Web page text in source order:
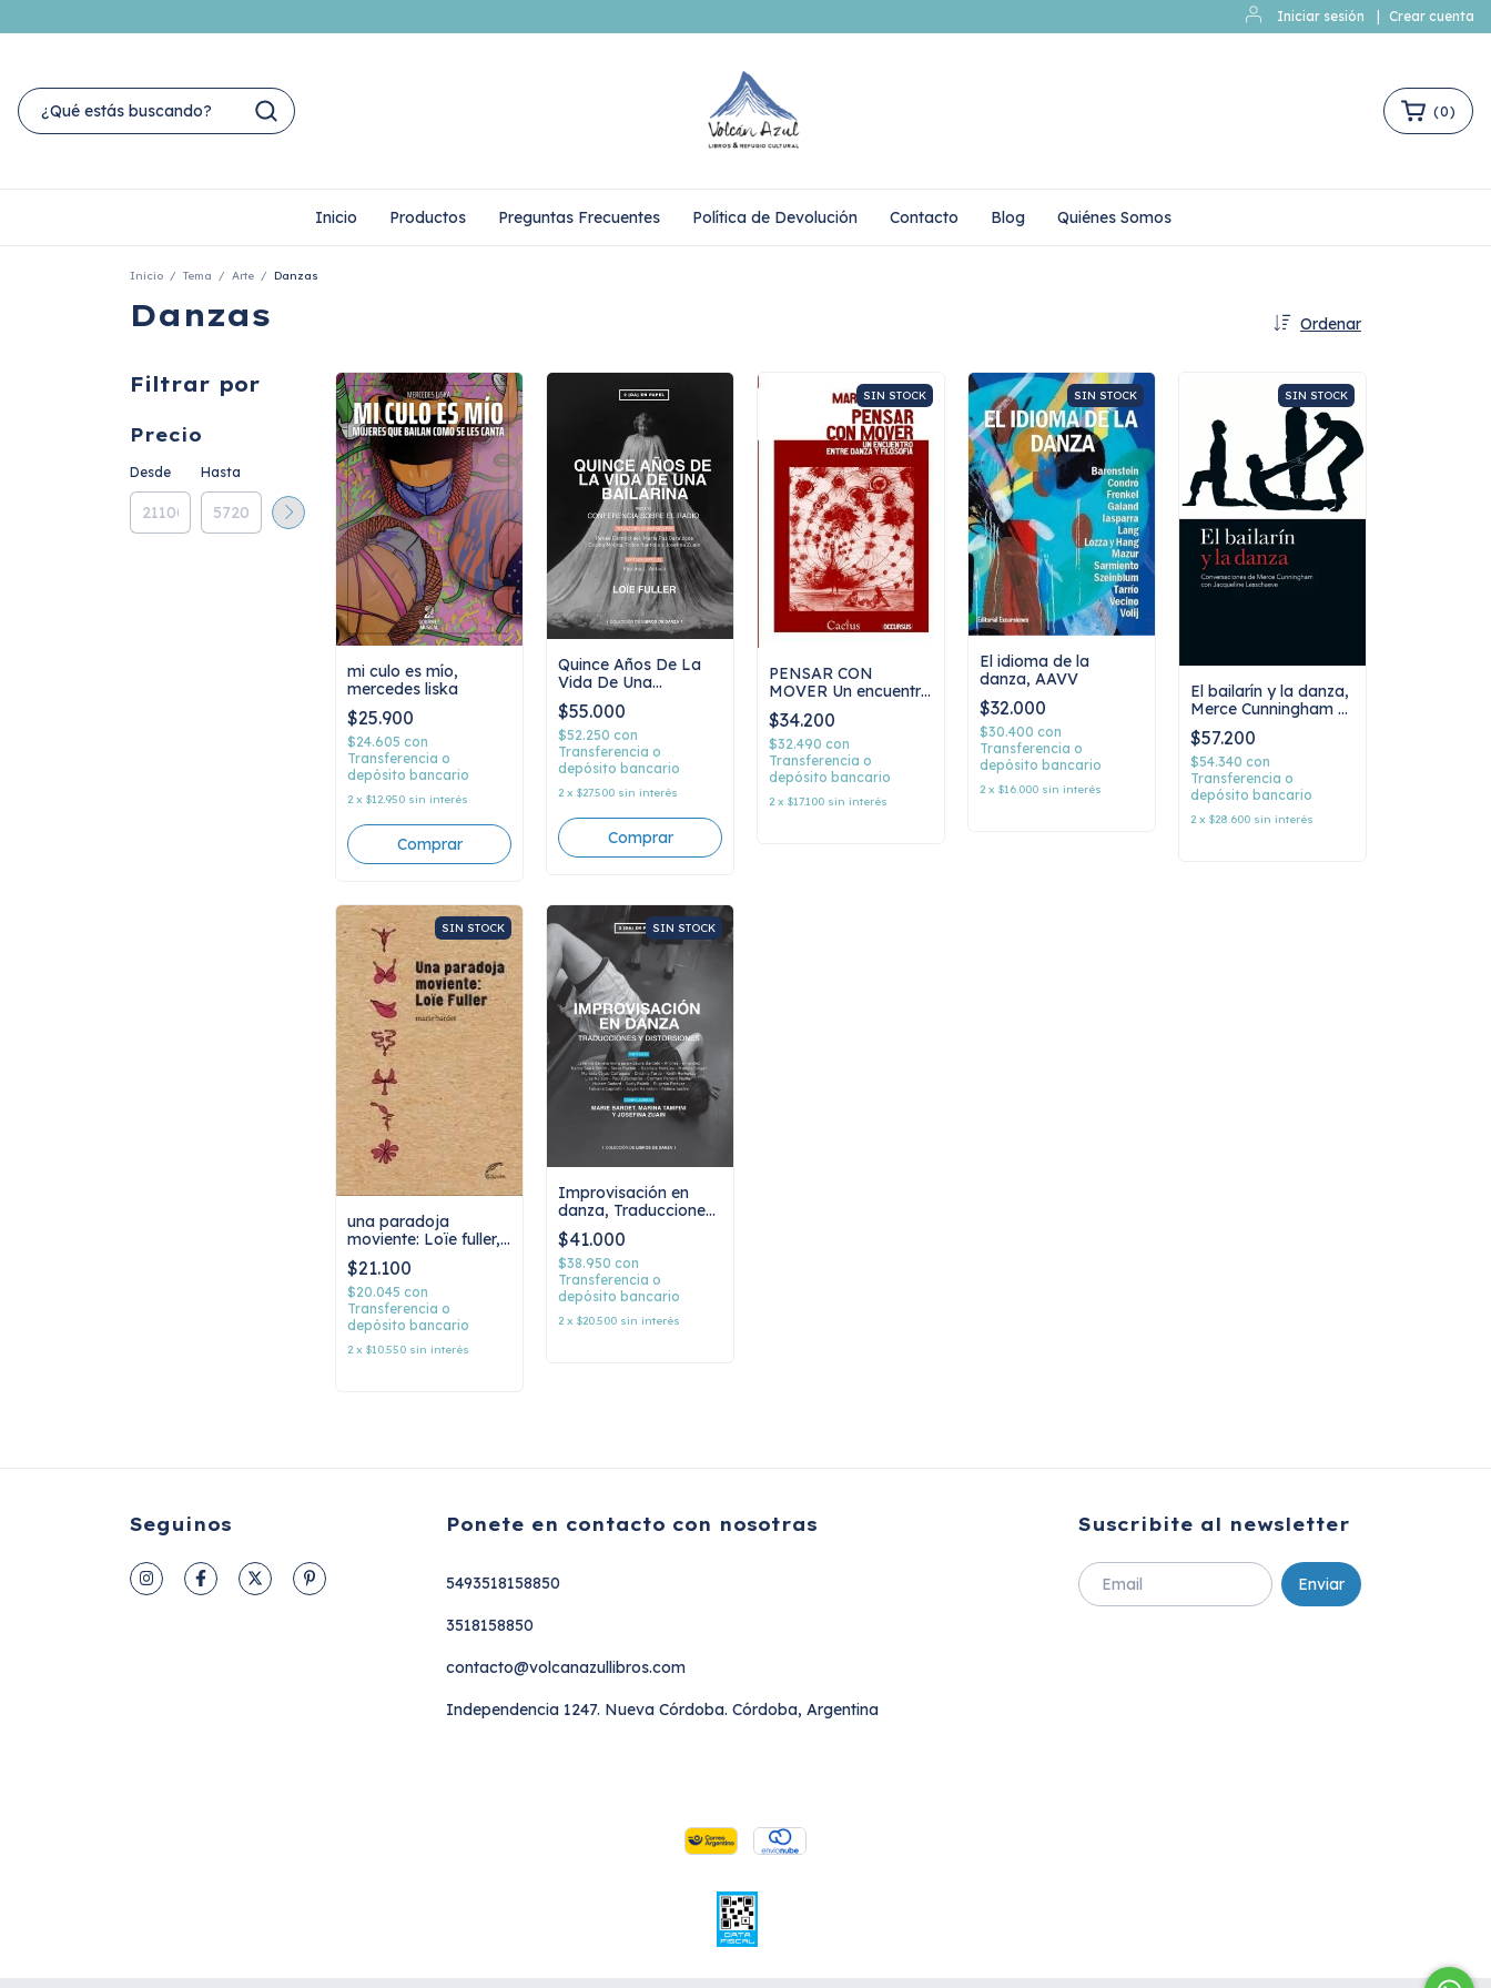
Iniciar sesión Crear cuenta
(0)
Inicio Productos Preguntas Frecuentes Política de Devolución Contacto Blog Quiénes Somos
Inicio / Tema / Arte / Danzas
Danzas Ordenar
Filtrar por
Precio
Desde Hasta
mi culo es mío,
mercedes liska
$25.900
$24.605 con
Transferencia o
depósito bancario
2 x $12.950 sin interés
Quince Años De La
Vida De Una
Bailarina, Loïe Fuller
$55.000
$52.250 con
Transferencia o
depósito bancario
2 x $27.500 sin interés
SIN STOCK
PENSAR CON
MOVER Un encuentro
entre danza y
filosofía, Marie
Bardet
$34.200
$32.490 con
Transferencia o
depósito bancario
2 x $17.100 sin interés
SIN STOCK
El idioma de la
danza, AAVV
$32.000
$30.400 con
Transferencia o
depósito bancario
2 x $16.000 sin interés
SIN STOCK
El bailarín y la danza,
Merce Cunningham y
Jacqueline
Lesschaeve
$57.200
$54.340 con
Transferencia o
depósito bancario
2 x $28.600 sin interés
SIN STOCK
una paradoja
moviente: Loïe fuller,
marie bardet
$21.100
$20.045 con
Transferencia o
depósito bancario
2 x $10.550 sin interés
SIN STOCK
Improvisación en
danza, Traducciones
y distorsiones, AA.-
VV
$41.000
$38.950 con
Transferencia o
depósito bancario
2 x $20.500 sin interés
Seguinos Ponete en contacto con nosotras
5493518158850
3518158850
contacto@volcanazullibros.com
Independencia 1247. Nueva Córdoba. Córdoba, Argentina
Suscribite al newsletter